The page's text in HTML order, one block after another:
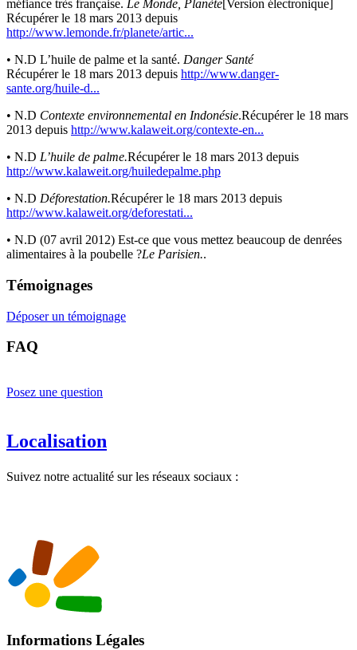
méfiance très française. Le Monde, Planète[Version électronique]
Récupérer le 18 mars 2013 depuis
http://www.lemonde.fr/planete/artic...
• N.D L’huile de palme et la santé. Danger Santé
Récupérer le 18 mars 2013 depuis http://www.danger-
sante.org/huile-d...
• N.D Contexte environnemental en Indonésie.Récupérer le 18 mars
2013 depuis http://www.kalaweit.org/contexte-en...
• N.D L’huile de palme.Récupérer le 18 mars 2013 depuis
http://www.kalaweit.org/huiledepalme.php
• N.D Déforestation.Récupérer le 18 mars 2013 depuis
http://www.kalaweit.org/deforestati...
• N.D (07 avril 2012) Est-ce que vous mettez beaucoup de denrées
alimentaires à la poubelle ?Le Parisien..
Témoignages
Déposer un témoignage
FAQ
Posez une question
Localisation
Suivez notre actualité sur les réseaux sociaux :
Informations Légales